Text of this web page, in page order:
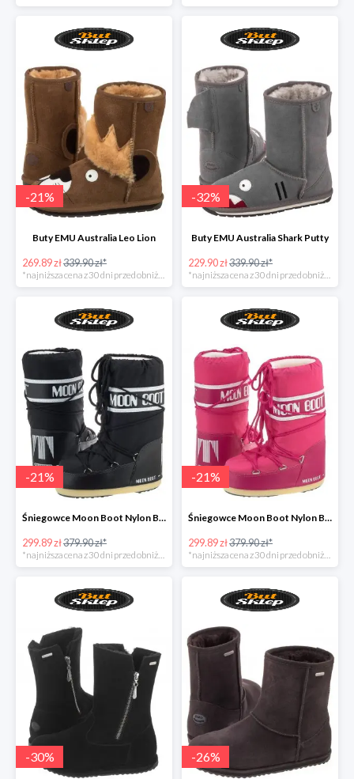
-21%
Buty EMU Australia Leo Lion
269.89 zł339.90 zł*
-32%
Buty EMU Australia Shark Putty
229.90 zł339.90 zł*
-21%
Śniegowce Moon Boot Nylon Black Kids
299.89 zł379.90 zł*
-21%
Śniegowce Moon Boot Nylon Bouganville Kids
299.89 zł379.90 zł*
-30% -26%